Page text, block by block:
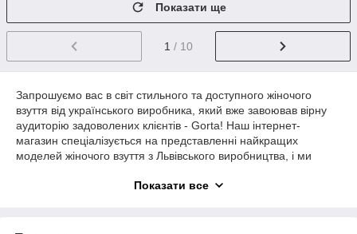
Показати ще
1 / 10
Запрошуємо вас в світ стильного та доступного жіночого
взуття від українського виробника, який вже завоював вірну
аудиторію задоволених клієнтів - Gorta! Наш інтернет-
магазин спеціалізується на представленні найкращих
моделей жіночого взуття з Львівського виробництва, і ми
вироби від майстрів своєї справи.
Показати все